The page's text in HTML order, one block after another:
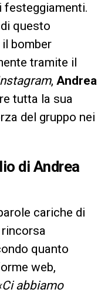
festeggiamenti.
questo
il bomber
tramite il
, Andrea
tutta la sua
del gruppo nei
di Andrea
cariche di
quanto
web,
abbiamo